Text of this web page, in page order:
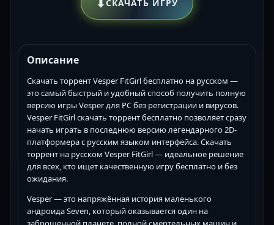
СКАЧАТЬ ИГРУ
Описание
Скачать торрент Vesper FitGirl бесплатно на русском —
это самый быстрый и удобный способ получить полную
версию игры Vesper для PC без регистрации и вирусов.
Vesper FitGirl скачать торрент бесплатно позволяет сразу
начать играть в последнюю версию легендарного 2D-
платформера с русским языком интерфейса. Скачать
торрент на русском Vesper FitGirl — идеальное решение
для всех, кто ищет качественную игру бесплатно и без
ожидания.
Vesper — это напряжённая история маленького
андроида Seven, который оказывается один на